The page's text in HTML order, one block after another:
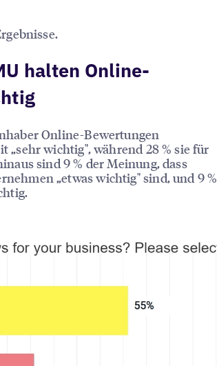
halten Online-
Online-Bewertungen
„sehr wichtig", während 28 % sie für
sind 9 % der Meinung, dass
„etwas wichtig" sind, und 9 %